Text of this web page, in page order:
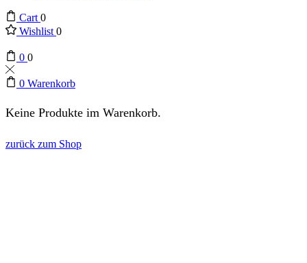
Cart 0
Wishlist 0
0 0
0 Warenkorb
Keine Produkte im Warenkorb.
zurück zum Shop